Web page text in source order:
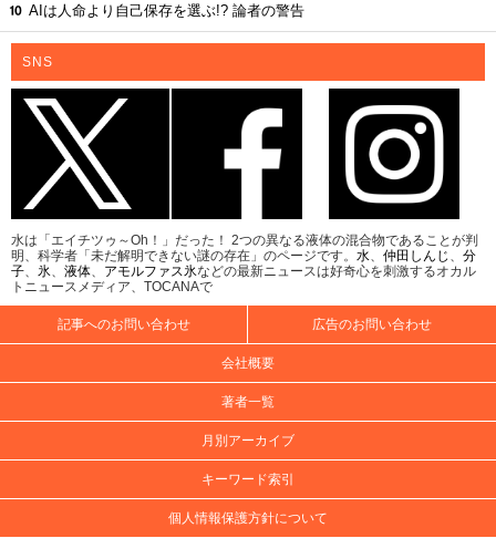
AIは人命より自己保存を選ぶ!? 論者の警告
SNS
水は「エイチツゥ～Oh！」だった！ 2つの異なる液体の混合物であることが判
明、科学者「未だ解明できない謎の存在」のページです。 水、 仲田しんじ 、 分
子、 氷、 液体、 アモルファス氷などの最新ニュースは好奇心を刺激するオカル
トニュースメディア、TOCANAで
記事へのお問い合わせ 広告のお問い合わせ
会社概要
著者一覧
月別アーカイブ
キーワード索引
個人情報保護方針について